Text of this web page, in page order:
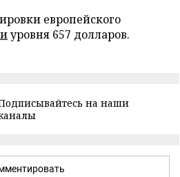
европейского
уровня 657 долларов.
на наши